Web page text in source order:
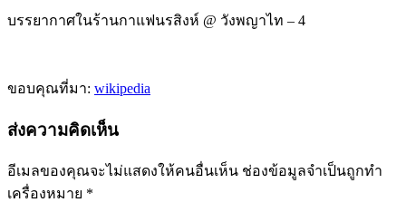
บรรยากาศในร้านกาแฟนรสิงห์ @ วังพญาไท – 4
ขอบคุณที่มา: wikipedia
ส่งความคิดเห็น
อีเมลของคุณจะไม่แสดงให้คนอื่นเห็น ช่องข้อมูลจำเป็นถูกทำ
เครื่องหมาย *